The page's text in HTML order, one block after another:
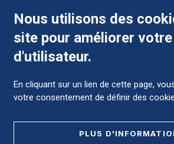
Comment préparer mon
Nous utilisons des
site pour améliorer
d'utilisateur.
En cliquant sur un lien de cette page,
votre consentement de définir des
PLUS